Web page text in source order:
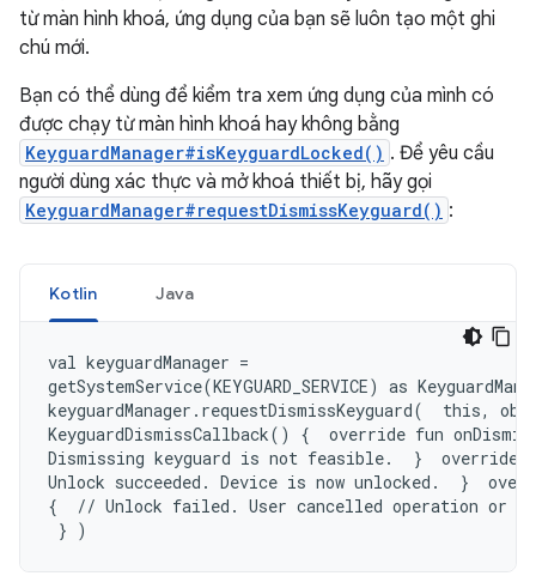
từ màn hình khoá, ứng dụng của bạn sẽ luôn tạo một ghi
chú mới.
Bạn có thể dùng để kiểm tra xem ứng dụng của mình có
được chạy từ màn hình khoá hay không bằng
KeyguardManager#isKeyguardLocked() . Để yêu cầu
người dùng xác thực và mở khoá thiết bị, hãy gọi
KeyguardManager#requestDismissKeyguard() :
Kotlin Java
val keyguardManager =
getSystemService(KEYGUARD_SERVICE) as
keyguardManager.requestDismissKeyguard(  this,
KeyguardDismissCallback() {  override fun
Dismissing keyguard is not feasible.  }  override
Unlock succeeded. Device is now unlocked.  }
{  // Unlock failed. User cancelled operation or
} )